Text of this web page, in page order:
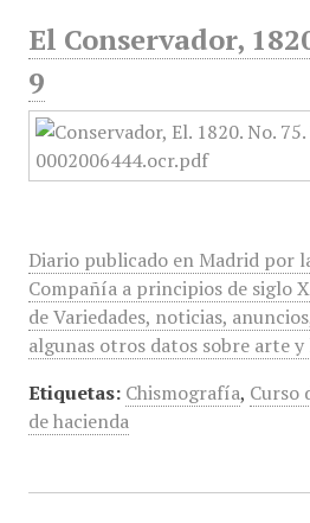
El Conservador,
9
Diario publicado en Madrid por
Compañía a principios de siglo
de Variedades, noticias,
algunas otros datos sobre arte
Etiquetas: Chismografía, Curso
de hacienda